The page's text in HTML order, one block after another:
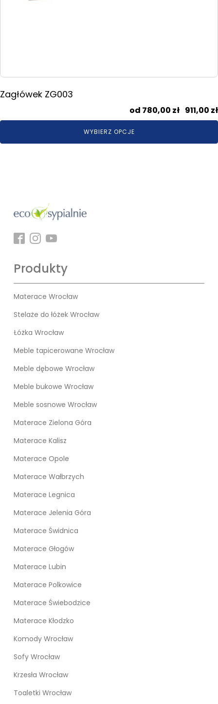
Zagłówek ZG003
780,00 zł 911,00 zł
WYBIERZ OPCJE
Produkty
Materace Wrocław
Stelaże do łóżek Wrocław
Łóżka Wrocław
Meble tapicerowane Wrocław
Meble dębowe Wrocław
Meble bukowe Wrocław
Meble sosnowe Wrocław
Materace Zielona Góra
Materace Kalisz
Materace Opole
Materace Wałbrzych
Materace Legnica
Materace Jelenia Góra
Materace Świdnica
Materace Głogów
Materace Lubin
Materace Polkowice
Materace Świebodzice
Materace Kłodzko
Komody Wrocław
Sofy Wrocław
Krzesła Wrocław
Toaletki Wrocław